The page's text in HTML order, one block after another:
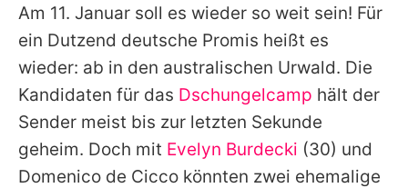
Impressum
Datenschutzerklärung
Nutzungsbedingungen
Utiq verwalten
Am 11. Januar soll es wieder so weit sein! Für
ein Dutzend deutsche Promis heißt es
wieder: ab in den australischen Urwald. Die
Kandidaten für das Dschungelcamp hält der
Sender meist bis zur letzten Sekunde
geheim. Doch mit Evelyn Burdecki (30) und
Domenico de Cicco könnten zwei ehemalige